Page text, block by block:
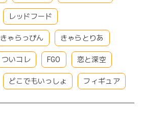
レッドフード
きゃらっぴん きゃらとりあ
ついコレ FGO 恋と深空
どこでもいっしょ フィギュア